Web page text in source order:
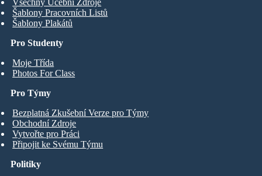
Pro Studenty
Moje Třída
Photos For Class
Šablony Pracovních Listů
Šablony Plakátů
Pro Týmy
Bezplatná Zkušební Verze pro Týmy
Obchodní Zdroje
Vytvořte pro Práci
Připojit ke Svému Týmu
Politiky